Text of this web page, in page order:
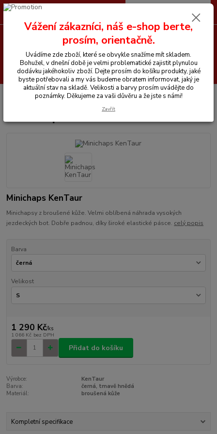
Hledat
+420 605 255 500 0 Kč
Vše pro jezdce Chapsy Minichaps KenTaur
Minichaps KenTaur
Minichaps KenTaur
Minichapsy z broušené kůže. Velmi oblíbená náhrada vysokých
jezdeckých bot. Dobře padnou, díky široké elastické pásce. celý popis
Barva
Velikost
1 290 Kč/ks
1 066 Kč bez DPH
Přidat do košíku
Výrobce:
KenTaur
Barva:
černá, tmavě hnědá
Materiál:
broušená kůže
Kompletní specifikace
Vážení zákazníci, náš e-shop berte,
prosím, orientačně.
Uvádíme zde zboží, které se obvykle snažíme mít skladem.
Bohužel, v dnešní době je velmi problematické zajistit plynulou
dodávku jakéhokoliv zboží. Dejte prosím do košíku produkty, jaké
byste potřebovali a my vás budeme obratem informovat, jaký je
aktuální stav na skladě. Velikosti a barvy prosím uvádějte do
poznámky. Děkujeme za vaši důvěru a že jste s námi!
Zavřít